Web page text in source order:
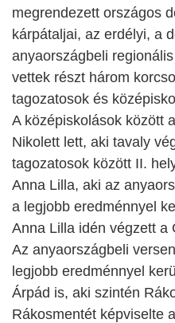
megrendezett országos
kárpátaljai, az erdélyi, a
anyaországbeli
vettek részt három
tagozatosok és
A középiskolások között
Nikolett lett, aki tavaly
tagozatosok között II.
Anna Lilla, aki az
a legjobb eredménnyel
Anna Lilla idén végzett a
Az anyaországbeli
legjobb eredménnyel
Árpád is, aki szintén
Rákosmentét képviselte